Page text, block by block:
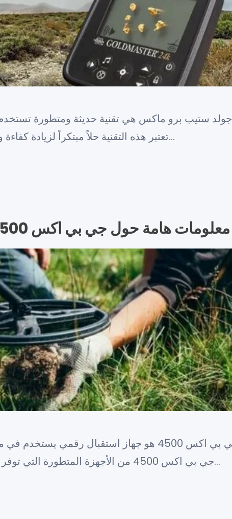
جولد ستيب برو ماكس هي تقنية حديثة ومتطورة تستخدم
تعتبر هذه التقنية حلاً مبتكراً لزيادة كفاءة وسرعة الأجهزة مثل الحواسيب وا…
معلومات هامة حول جي بي اكس 4500: كل ما تحتاج معرفته
جي بي اكس 4500 هو جهاز استقبال رقمي
جي بي اكس 4500 من الأجهزة المتطورة التي توفر خدمة الاستقبال الرقمي للبث ال…